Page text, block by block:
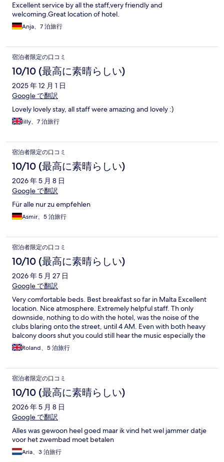
Excellent service by all the staff,very friendly and
welcoming.Great location of hotel.
Anja、7 泊旅行
宿泊者限定の口コミ
10/10 (最高に素晴らしい)
2025 年 12 月 1 日
Google で翻訳
Lovely lovely stay, all staff were amazing and lovely :)
lilly、7 泊旅行
宿泊者限定の口コミ
10/10 (最高に素晴らしい)
2026 年 5 月 8 日
Google で翻訳
Für alle nur zu empfehlen
Asmir、5 泊旅行
宿泊者限定の口コミ
10/10 (最高に素晴らしい)
2026 年 5 月 27 日
Google で翻訳
Very comfortable beds. Best breakfast so far in Malta Excellent
location. Nice atmosphere. Extremely helpful staff. Th only
downside, nothing to do with the hotel, was the noise of the
clubs blaring onto the street, until 4 AM. Even with both heavy
balcony doors shut you could still hear the music especially the
“Thump Thump” beat. Difficult to get to sleep.
Roland、5 泊旅行
宿泊者限定の口コミ
10/10 (最高に素晴らしい)
2026 年 5 月 8 日
Google で翻訳
Alles was gewoon heel goed maar ik vind het wel jammer datje
voor het zwembad moet betalen
Aria、3 泊旅行